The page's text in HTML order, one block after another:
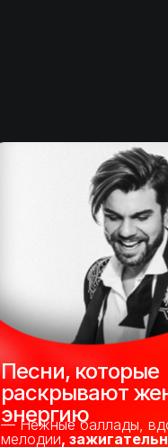
Песни, которые
раскрывают
энергию
— Нежные баллады,
мелодии,